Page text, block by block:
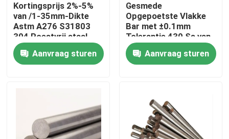
Thuis
video's
Kortingsprijs 2%-5%
van /1-35mm-Dikte
Astm A276 S31803
304 Roestvrij staal
201 om Metaalstaaf
Aanvraag sturen
Gesmede
Opgepoetste Vlakke
Bar met ±0.1mm
Tolerantie 430 Ss van
de Roestvrij staal
Ronde Bar
Barvoorraad
Aanvraag sturen